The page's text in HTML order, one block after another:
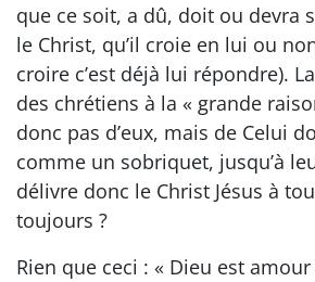
que ce soit, a dû, doit ou devra
le Christ, qu’il croie en lui ou
croire c’est déjà lui répondre).
des chrétiens à la « grande
donc pas d’eux, mais de Celui
comme un sobriquet, jusqu’à
délivre donc le Christ Jésus à
toujours ?
Rien que ceci : « Dieu est amour